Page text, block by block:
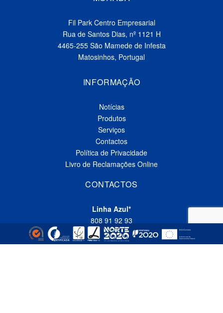
Fil Park Centro Empresarial
Rua de Santos Dias, nº 1121 H
4465-255 São Mamede de Infesta
Matosinhos, Portugal
INFORMAÇÃO
Notícias
Produtos
Serviços
Contactos
Política de Privacidade
Livro de Reclamações Online
CONTACTOS
Linha Azul*
808 91 92 93
(*custo de uma chamada local nacional)